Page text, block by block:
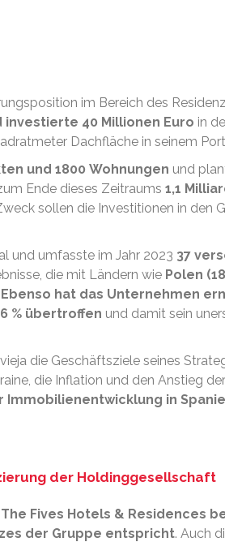
im Bereich des
investierte 40 Millionen Euro in
Dachfläche in seinem
und 1800 Wohnungen und
Ende dieses Zeitraums 1,1
sollen die Investitionen in den
und umfasste im Jahr 2023 37
die mit Ländern wie Polen
Ebenso hat das Unternehmen
% übertroffen und damit sein
die Geschäftsziele seines
die Inflation und den Anstieg
Immobilienentwicklung in
der Holdinggesellschaft
Fives Hotels & Residences
der Gruppe entspricht. Auch